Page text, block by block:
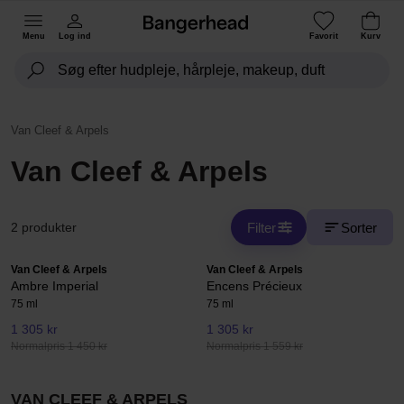
Menu Log ind Favorit Kurv
Van Cleef & Arpels
Van Cleef & Arpels
2 produkter Filter Sorter
Van Cleef & Arpels
Ambre Imperial
75 ml
1 305 kr
Normalpris 1 450 kr
Van Cleef & Arpels
Encens Précieux
75 ml
1 305 kr
Normalpris 1 559 kr
VAN CLEEF & ARPELS